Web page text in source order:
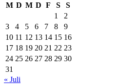
M D M D F S
S
1
2
3
4 5 6 7 8
9
10 11 12 13 14 15 16
17 18 19 20 21 22 23
24 25 26 27 28 29 30
31
« Juli